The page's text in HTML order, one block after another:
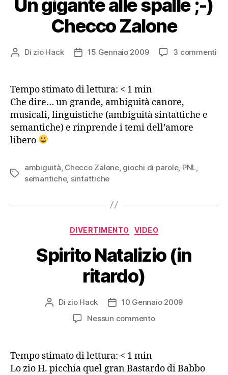
Un gigante alle spalle ;-)
Checco Zalone
Autore
Di zio Hack
Data15 Gennaio 2009 3 commentisu
Tempo stimato di lettura: < 1 min
Che dire… un grande, ambiguità canore,
musicali, linguistiche (ambiguità sintattiche e
semantiche) e rinprende i temi dell’amore
libero
Tag
ambiguità Checco Zalone, giochi di parole, PNL
semantiche, sintattiche
Categorie
DIVERTIMENTO VIDEO
Spirito Natalizio (in
ritardo)
Autore
articolo
Di zio Hack
Data
dell'articolo
10 Gennaio 2009
Nessun commentosu
ritardo)
Tempo stimato di lettura: < 1 min
Lo zio H. picchia quel gran Bastardo di Babbo